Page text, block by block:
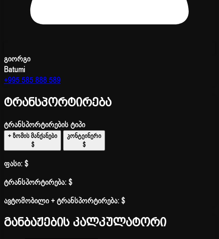
გიორგი
Batumi
+995 585 888 589
ტრანსპორტირება
ტრანსპორტირების ტიპი
+ ზომის მანქანები
$
კონტეინერი
$
ფასი:$
ტრანსპორტირება:$
ავტომობილი + ტრანსპორტირება:$
განბაჟების კალკულატორი